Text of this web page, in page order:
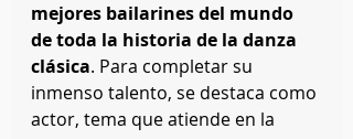
mejores bailarines del mundo
de toda la historia de la danza
clásica. Para completar su
inmenso talento, se destaca como
actor, tema que atiende en la